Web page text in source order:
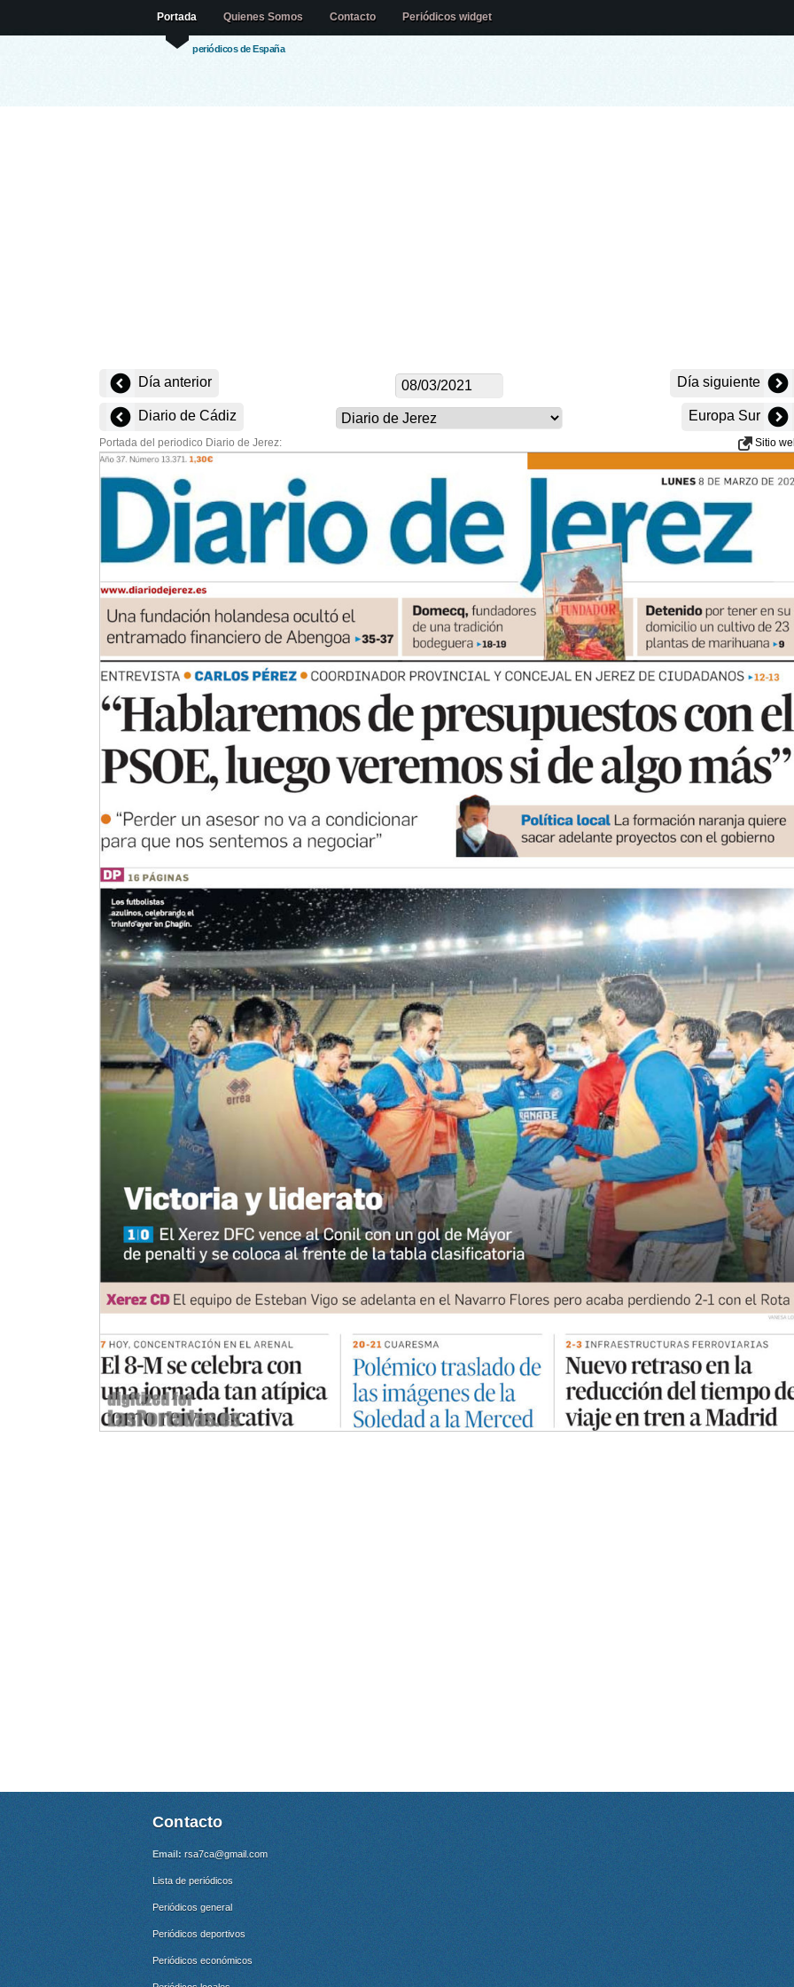
periódicos de España
Portada Quienes Somos Contacto Periódicos widget
Día anterior Día siguiente
Diario de Cádiz Europa Sur
Portada del periodico Diario de Jerez: Sitio
Contacto
Email: rsa7ca@gmail.com
Lista de periódicos
Periódicos general
Periódicos deportivos
Periódicos económicos